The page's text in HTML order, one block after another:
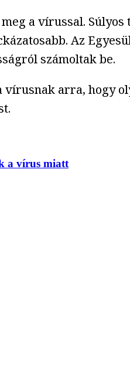
a vírussal. Súlyos
Az
számoltak be.
arra, hogy
a vírus miatt